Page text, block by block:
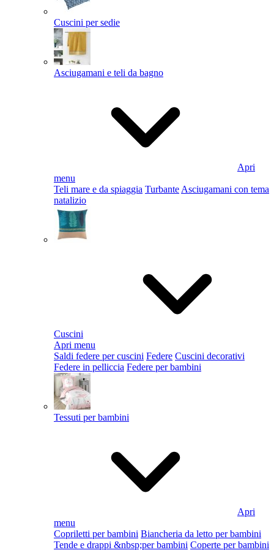
Cuscini per sedie
Asciugamani e teli da bagno
Apri
menu
Teli mare e da spiaggia Turbante Asciugamani con tema
natalizio
Cuscini
Apri menu
Saldi federe per cuscini Federe Cuscini decorativi
Federe in pelliccia Federe per bambini
Tessuti per bambini
Apri
menu
Copriletti per bambini Biancheria da letto per bambini
Tende e drappi &nbsp;per bambini Coperte per bambini